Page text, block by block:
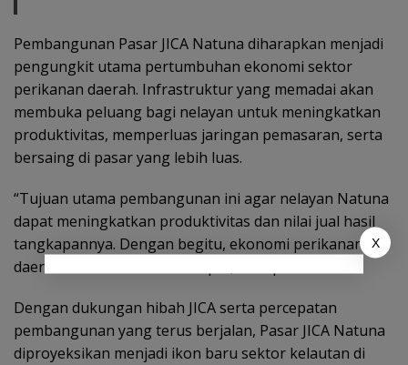
Pembangunan Pasar JICA Natuna diharapkan menjadi
pengungkit utama pertumbuhan ekonomi sektor
perikanan daerah. Infrastruktur yang memadai akan
membuka peluang bagi nelayan untuk meningkatkan
produktivitas, memperluas jaringan pemasaran, serta
bersaing di pasar yang lebih luas.
“Tujuan utama pembangunan ini agar nelayan Natuna
dapat meningkatkan produktivitas dan nilai jual hasil
tangkapannya. Dengan begitu, ekonomi perikanan
daerah bisa tumbuh lebih cepat,” tutup Arif.
Dengan dukungan hibah JICA serta percepatan
pembangunan yang terus berjalan, Pasar JICA Natuna
diproyeksikan menjadi ikon baru sektor kelautan di
X